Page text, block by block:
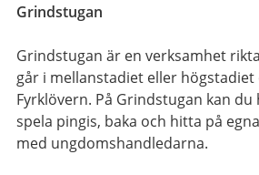
Grindstugan
Grindstugan är en verksamhet
går i mellanstadiet eller
Fyrklövern. På Grindstugan kan
spela pingis, baka och hitta på
med ungdomshandledarna.